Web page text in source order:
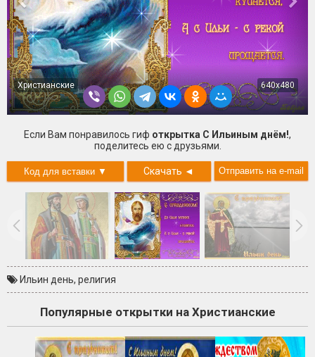
Христианские 640x480
Если Вам понравилось гиф открытка С Ильиным днём!,
поделитесь ею с друзьями.
Скачать ◄
Ильин день, религия
Популярные открытки на Христианские